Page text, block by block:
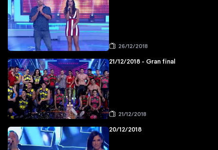
26/12/2018
21/12/2018 - Gran final
21/12/2018
20/12/2018